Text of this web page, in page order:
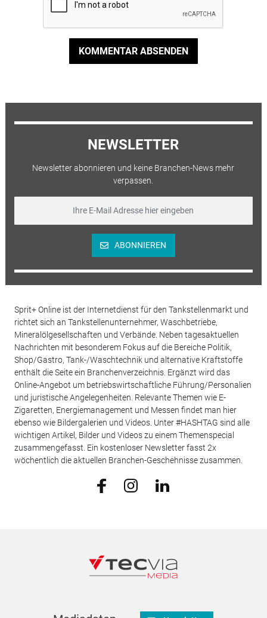
KOMMENTAR ABSENDEN
NEWSLETTER
Newsletter abonnieren und keine Branchen-News mehr
verpassen.
ABONNIEREN
Sprit+ Online ist der Internetdienst für den Tankstellenmarkt und
richtet sich an Tankstellenunternehmer, Waschbetriebe,
Mineralölgesellschaften und Verbände. Neben tagesaktuellen
Nachrichten mit besonderem Fokus auf die Bereiche Politik,
Shop/Gastro, Tank-/Waschtechnik und alternative Kraftstoffe
enthält die Seite ein Branchenverzeichnis. Ergänzt wird das
Online-Angebot um betriebswirtschaftliche Führung/Personalien
und juristische Angelegenheiten. Relevante Themen wie E-
Zigaretten, Energiemanagement und Messen findet man hier
ebenso wie Bildergalerien und Videos. Unter #HASHTAG sind alle
wichtigen Artikel, Bilder und Videos zu einem Themenspecial
zusammengefasst. Ein kostenloser Newsletter fasst 2x
wöchentlich die aktuellen Branchen-Geschehnisse zusammen.